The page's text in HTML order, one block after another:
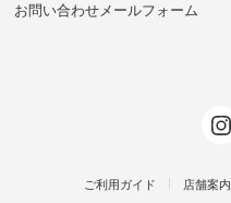
お問い合わせメールフォーム
ご利用ガイド 店舗案内